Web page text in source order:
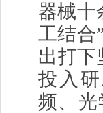
器械十
工结合
出打下
投入
频、